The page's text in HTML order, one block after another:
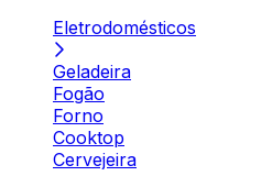
Eletrodomésticos
Geladeira
Fogão
Forno
Cooktop
Cervejeira